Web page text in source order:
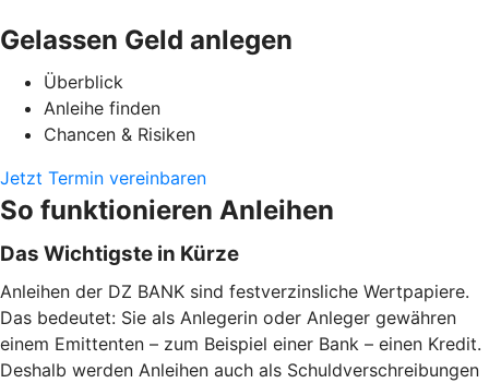
Gelassen Geld anlegen
Überblick
Anleihe finden
Chancen & Risiken
Jetzt Termin vereinbaren
So funktionieren Anleihen
Das Wichtigste in Kürze
Anleihen der DZ BANK sind festverzinsliche Wertpapiere.
Das bedeutet: Sie als Anlegerin oder Anleger gewähren
einem Emittenten – zum Beispiel einer Bank – einen Kredit.
Deshalb werden Anleihen auch als Schuldverschreibungen